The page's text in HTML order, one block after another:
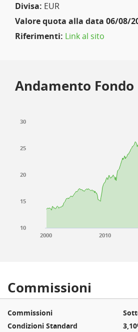
Divisa: EUR
Valore quota alla data 06/08/
Riferimenti: Link al sito
Andamento Fondo
2000 2010
10
15
20
25
30
Commissioni